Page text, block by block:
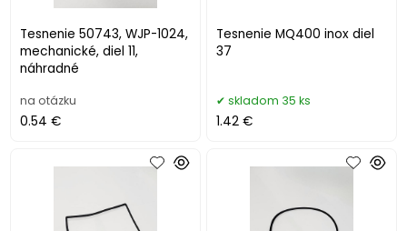
Tesnenie 50743, WJP-1024,
mechanické, diel 11,
náhradné
na otázku
0.54 €
Tesnenie MQ400 inox diel
37
skladom 35 ks
1.42 €